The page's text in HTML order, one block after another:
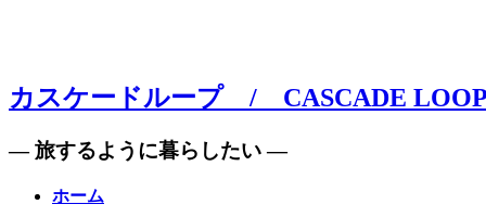
カスケードループ / CASCADE
— 旅するように暮らしたい —
ホーム